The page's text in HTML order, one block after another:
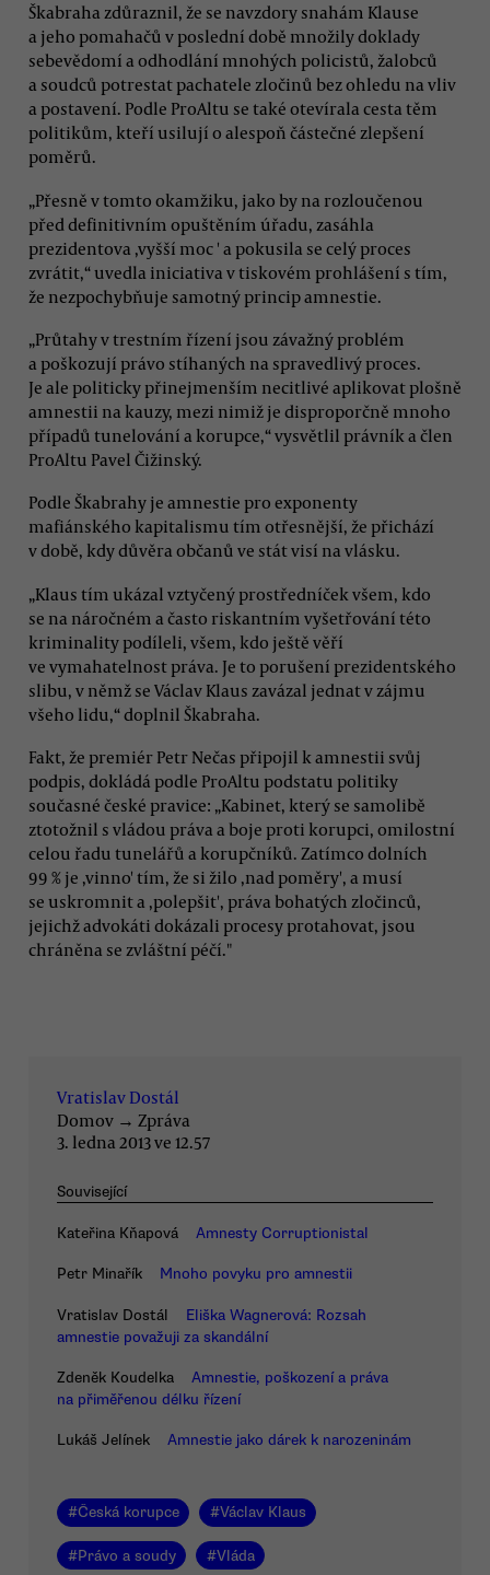
Škabraha zdůraznil, že se navzdory snahám Klause
a jeho pomahačů v poslední době množily doklady
sebevědomí a odhodlání mnohých policistů, žalobců
a soudců potrestat pachatele zločinů bez ohledu na vliv
a postavení. Podle ProAltu se také otevírala cesta těm
politikům, kteří usilují o alespoň částečné zlepšení
poměrů.
„Přesně v tomto okamžiku, jako by na rozloučenou
před definitivním opuštěním úřadu, zasáhla
prezidentova ,vyšší moc ' a pokusila se celý proces
zvrátit,“ uvedla iniciativa v tiskovém prohlášení s tím,
že nezpochybňuje samotný princip amnestie.
„Průtahy v trestním řízení jsou závažný problém
a poškozují právo stíhaných na spravedlivý proces.
Je ale politicky přinejmenším necitlivé aplikovat plošně
amnestii na kauzy, mezi nimiž je disproporčně mnoho
případů tunelování a korupce,“ vysvětlil právník a člen
ProAltu Pavel Čižinský.
Podle Škabrahy je amnestie pro exponenty
mafiánského kapitalismu tím otřesnější, že přichází
v době, kdy důvěra občanů ve stát visí na vlásku.
„Klaus tím ukázal vztyčený prostředníček všem, kdo
se na náročném a často riskantním vyšetřování této
kriminality podíleli, všem, kdo ještě věří
ve vymahatelnost práva. Je to porušení prezidentského
slibu, v němž se Václav Klaus zavázal jednat v zájmu
všeho lidu,“ doplnil Škabraha.
Fakt, že premiér Petr Nečas připojil k amnestii svůj
podpis, dokládá podle ProAltu podstatu politiky
současné české pravice: „Kabinet, který se samolibě
ztotožnil s vládou práva a boje proti korupci, omilostní
celou řadu tunelářů a korupčníků. Zatímco dolních
99 % je ,vinno' tím, že si žilo ,nad poměry', a musí
se uskromnit a ,polepšit', práva bohatých zločinců,
jejichž advokáti dokázali procesy protahovat, jsou
chráněna se zvláštní péčí."
Vratislav Dostál
Domov → Zpráva
3. ledna 2013 ve 12.57
Související
Kateřina Kňapová Amnesty Corruptionistal
Petr Minařík Mnoho povyku pro amnestii
Vratislav Dostál
Eliška Wagnerová: Rozsah
amnestie považuji za skandální
Zdeněk Koudelka
Amnestie, poškození a práva
na přiměřenou délku řízení
Lukáš Jelínek Amnestie jako dárek k narozeninám
#Česká korupce #Václav Klaus
#Právo a soudy #Vláda